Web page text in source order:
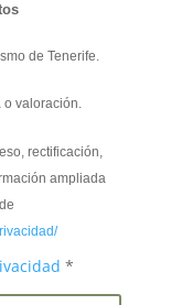
de Tenerife.
o valoración.
rectificación,
ampliada
*